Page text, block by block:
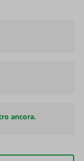
ancora.